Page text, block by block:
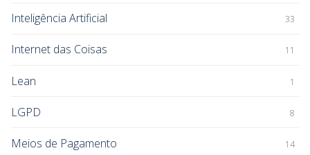
Inteligência Artificial 33
Internet das Coisas 11
Lean 1
LGPD 8
Meios de Pagamento 14